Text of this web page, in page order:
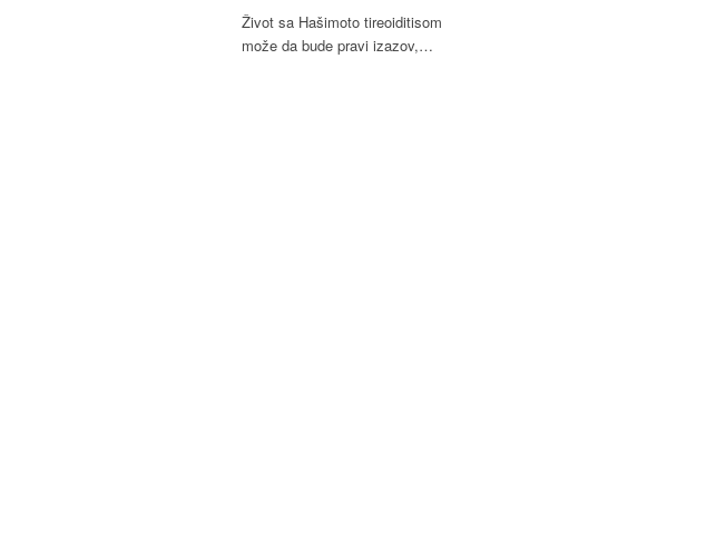
Život sa Hašimoto tireoiditisom
može da bude pravi izazov,…